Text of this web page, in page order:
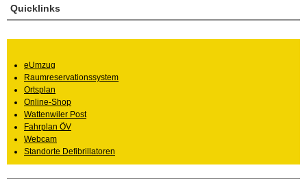
Quicklinks
eUmzug
Raumreservationssystem
Ortsplan
Online-Shop
Wattenwiler Post
Fahrplan ÖV
Webcam
Standorte Defibrillatoren